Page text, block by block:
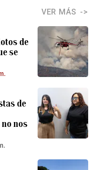
VER MÁS
de
se
de
no nos